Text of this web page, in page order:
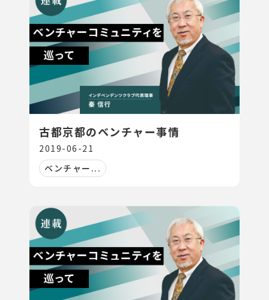
古都京都のベンチャー事情
2019-06-21
ベンチャー...